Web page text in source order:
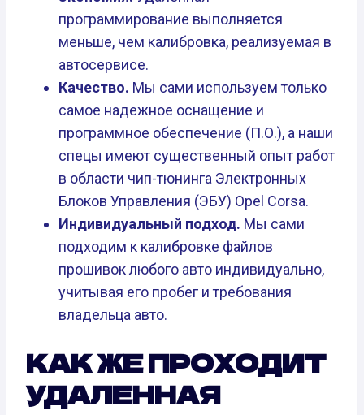
программирование выполняется
меньше, чем калибровка, реализуемая в
автосервисе.
Качество. Мы сами используем только
самое надежное оснащение и
программное обеспечение (П.О.), а наши
спецы имеют существенный опыт работ
в области чип-тюнинга Электронных
Блоков Управления (ЭБУ) Opel Corsa.
Индивидуальный подход. Мы сами
подходим к калибровке файлов
прошивок любого авто индивидуально,
учитывая его пробег и требования
владельца авто.
КАК ЖЕ ПРОХОДИТ
УДАЛЕННАЯ